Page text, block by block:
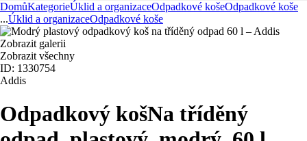
DomůKategorieÚklid a organizaceOdpadkové košeOdpadkové koše
...Úklid a organizaceOdpadkové koše
Zobrazit galerii
Zobrazit všechny
ID: 1330754
Addis
Odpadkový košNa tříděný